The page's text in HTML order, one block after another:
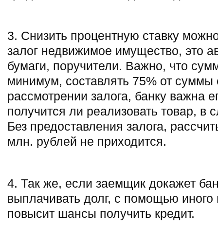
3. Снизить процентную ставку
залог недвижимое имущество, это
бумаги, поручители. Важно, что
минимум, составлять 75% от суммы
рассмотрении залога, банку важна
получится ли реализовать товар, в
Без предоставления залога,
млн. рублей не приходится.
4. Так же, если заемщик докажет
выплачивать долг, с помощью иного
повысит шансы получить кредит.